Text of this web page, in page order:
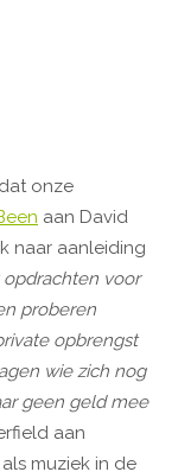
onze
aan David
naar aanleiding
opdrachten voor
proberen
opbrengst
wie zich nog
geen geld mee
aan
muziek in de